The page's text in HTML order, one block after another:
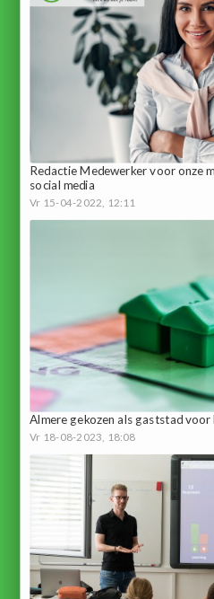
Redactie Medewerker voor onze
social media
Vr 15-04-2022, 12:11
Almere gekozen als gaststad voor
Vr 18-08-2023, 18:08